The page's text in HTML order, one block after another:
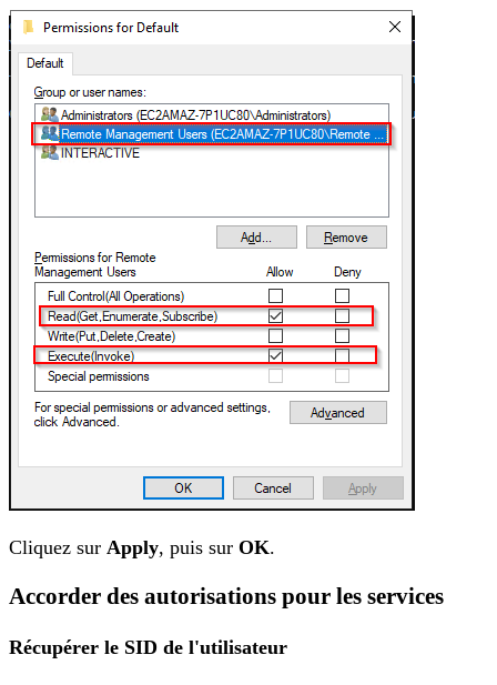
Cliquez sur Apply, puis sur OK.
Accorder des autorisations pour les services
Récupérer le SID de l'utilisateur